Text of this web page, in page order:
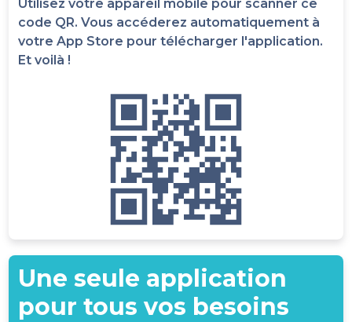
Utilisez votre appareil mobile pour scanner ce
code QR. Vous accéderez automatiquement à
votre App Store pour télécharger l'application.
Et voilà !
Une seule application
pour tous vos besoins